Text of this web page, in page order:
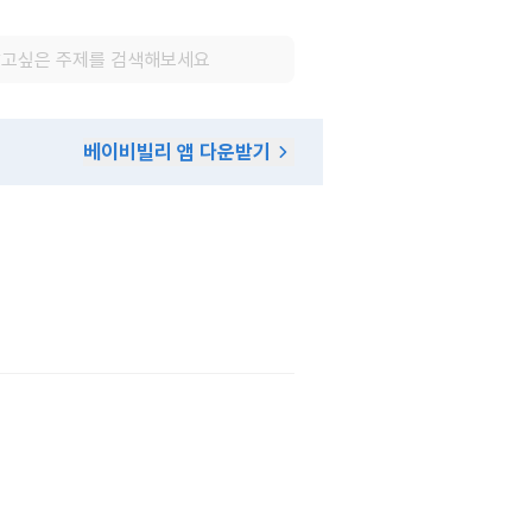
베이비빌리 앱 다운받기